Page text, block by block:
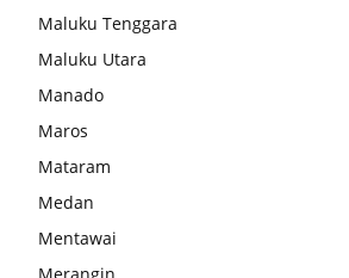
Maluku Tenggara
Maluku Utara
Manado
Maros
Mataram
Medan
Mentawai